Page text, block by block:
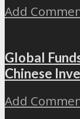
Add
Global
Chinese
Add